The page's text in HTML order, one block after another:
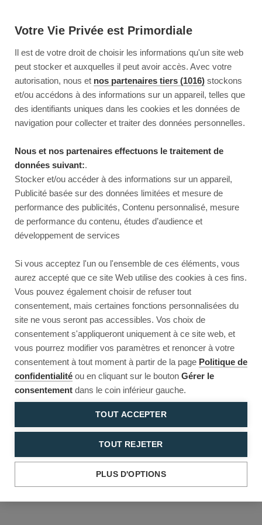
Votre Vie Privée est Primordiale
Il est de votre droit de choisir les informations qu'un site web
peut stocker et auxquelles il peut avoir accès. Avec votre
autorisation, nous et nos partenaires tiers (1016) stockons
et/ou accédons à des informations sur un appareil, telles que
des identifiants uniques dans les cookies et les données de
navigation pour collecter et traiter des données personnelles.
Nous et nos partenaires effectuons le traitement de
données suivant:.
Stocker et/ou accéder à des informations sur un appareil,
Publicité basée sur des données limitées et mesure de
performance des publicités, Contenu personnalisé, mesure
de performance du contenu, études d’audience et
développement de services
Si vous acceptez l'un ou l'ensemble de ces éléments, vous
aurez accepté que ce site Web utilise des cookies à ces fins.
Vous pouvez également choisir de refuser tout
consentement, mais certaines fonctions personnalisées du
site ne vous seront pas accessibles. Vos choix de
consentement s'appliqueront uniquement à ce site web, et
vous pourrez modifier vos paramètres et renoncer à votre
consentement à tout moment à partir de la page Politique de
confidentialité ou en cliquant sur le bouton Gérer le
consentement dans le coin inférieur gauche.
TOUT ACCEPTER
TOUT REJETER
PLUS D'OPTIONS
Reload to try again, or go back.
Reload Back